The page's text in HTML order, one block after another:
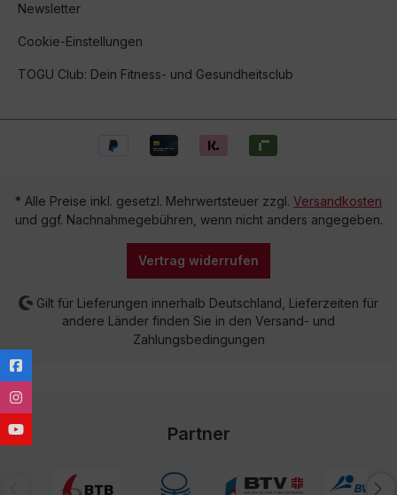
Newsletter
Cookie-Einstellungen
TOGU Club: Dein Fitness- und Gesundheitsclub
* Alle Preise inkl. gesetzl. Mehrwertsteuer zzgl. Versandkosten
und ggf. Nachnahmegebühren, wenn nicht anders angegeben.
Vertrag widerrufen
Gilt für Lieferungen innerhalb Deutschland, Lieferzeiten für
andere Länder finden Sie in den Versand- und
Zahlungsbedingungen
Partner